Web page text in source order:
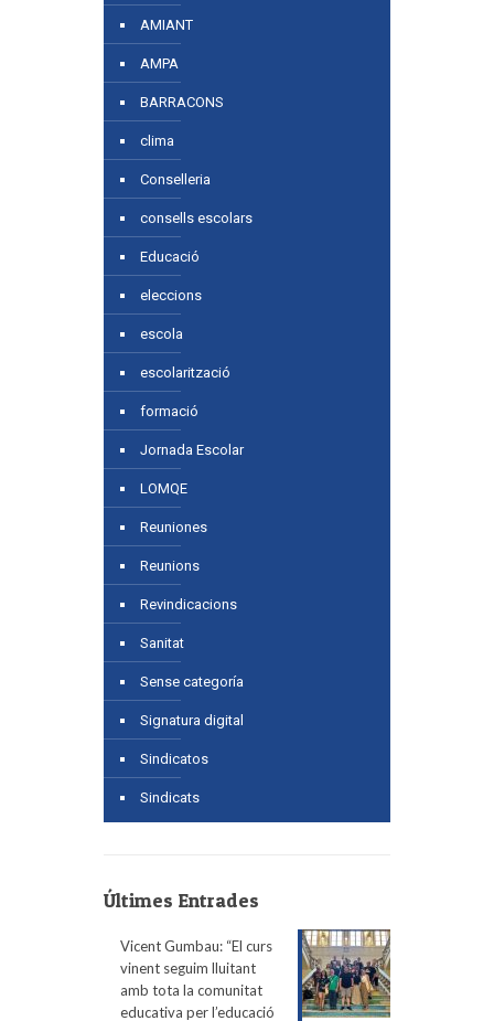
AMIANT
AMPA
BARRACONS
clima
Conselleria
consells escolars
Educació
eleccions
escola
escolarització
formació
Jornada Escolar
LOMQE
Reuniones
Reunions
Revindicacions
Sanitat
Sense categoría
Signatura digital
Sindicatos
Sindicats
Últimes Entrades
Vicent Gumbau: “El curs
vinent seguim lluitant
amb tota la comunitat
educativa per l’educació